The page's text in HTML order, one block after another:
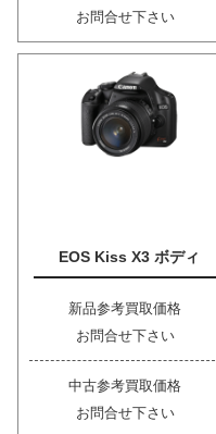
お問合せ下さい
EOS Kiss X3 ボディ
新品参考買取価格
お問合せ下さい
中古参考買取価格
お問合せ下さい